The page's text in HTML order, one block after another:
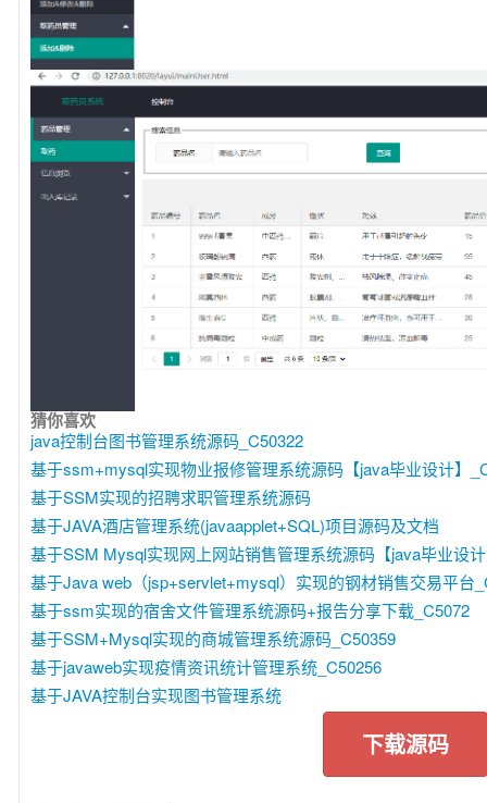
猜你喜欢
java控制台图书管理系统源码_C50322
基于ssm+mysql实现物业报修管理系统源码【java毕业设计】
基于SSM实现的招聘求职管理系统源码
基于JAVA酒店管理系统(javaapplet+SQL)项目源码及文档
基于SSM Mysql实现网上网站销售管理系统源码【java毕业设
基于Java web（jsp+servlet+mysql）实现的钢材销售交易平台
基于ssm实现的宿舍文件管理系统源码+报告分享下载_C5072
基于SSM+Mysql实现的商城管理系统源码_C50359
基于javaweb实现疫情资讯统计管理系统_C50256
基于JAVA控制台实现图书管理系统
下载源码